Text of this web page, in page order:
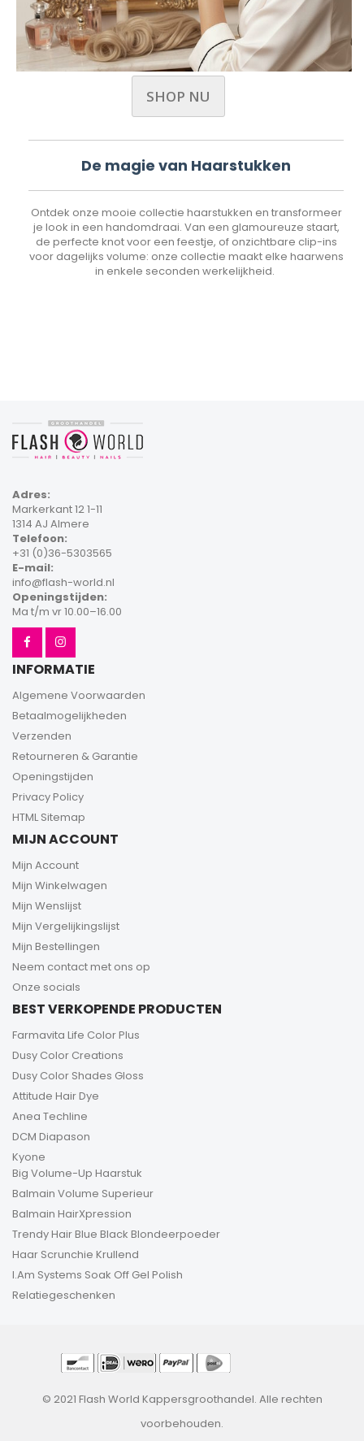
SHOP NU
De magie van Haarstukken
Ontdek onze mooie collectie haarstukken en transformeer
je look in een handomdraai. Van een glamoureuze staart,
de perfecte knot voor een feestje, of onzichtbare clip-ins
voor dagelijks volume: onze collectie maakt elke haarwens
in enkele seconden werkelijkheid.
Adres:
Markerkant 12 1-11
1314 AJ Almere
Telefoon:
+31 (0)36-5303565
E-mail:
info@flash-world.nl
Openingstijden:
Ma t/m vr 10.00–16.00
INFORMATIE
Algemene Voorwaarden
Betaalmogelijkheden
Verzenden
Retourneren & Garantie
Openingstijden
Privacy Policy
HTML Sitemap
MIJN ACCOUNT
Mijn Account
Mijn Winkelwagen
Mijn Wenslijst
Mijn Vergelijkingslijst
Mijn Bestellingen
Neem contact met ons op
Onze socials
BEST VERKOPENDE PRODUCTEN
Farmavita Life Color Plus
Dusy Color Creations
Dusy Color Shades Gloss
Attitude Hair Dye
Anea Techline
DCM Diapason
Kyone
Big Volume-Up Haarstuk
Balmain Volume Superieur
Balmain HairXpression
Trendy Hair Blue Black Blondeerpoeder
Haar Scrunchie Krullend
I.Am Systems Soak Off Gel Polish
Relatiegeschenken
© 2021 Flash World Kappersgroothandel. Alle rechten
voorbehouden.